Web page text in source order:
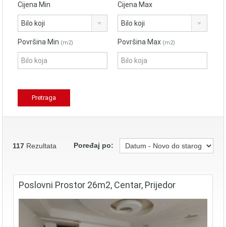
Cijena Min
Bilo koji
Cijena Max
Bilo koji
Površina Min (m2) Površina Max (m2)
117 Rezultata Poređaj po:
Poslovni Prostor 26m2, Centar, Prijedor